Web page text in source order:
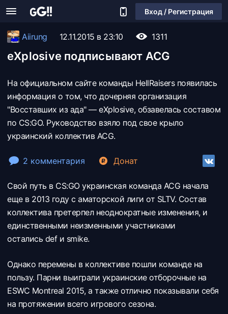
Вход / Регистрация
Aiirung 12.11.2015 в 23:10 1311
eXplosive подписывают ACG
На официальном сайте команды HellRaisers появилась
информация о том, что дочерняя организация
"Восставших из ада" — eXplosive, обзавелась составом
по CS:GO. Руководство взяло под свое крыло
украинский коллектив ACG.
2 комментария Донат
Свой путь в CS:GO украинская команда ACG начала
еще в 2013 году с аматорской лиги от SLTV. Состав
коллектива претерпел неоднократные изменения, и
единственными неизменными участниками
остались def и smike.
Однако перемены в коллективе пошли команде на
пользу. Парни выиграли украинские отборочные на
ESWC Montreal 2015, а также отлично показывали себя
на протяжении всего игрового сезона.